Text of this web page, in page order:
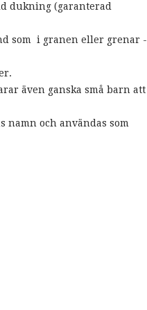
dukning (garanterad
som i granen eller grenar -
även ganska små barn att
namn och användas som